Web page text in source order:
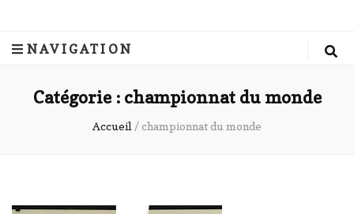
NAVIGATION
Catégorie : championnat du monde
Accueil /championnat du monde